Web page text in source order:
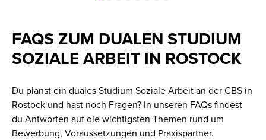
FAQS ZUM DUALEN STUDIUM
SOZIALE ARBEIT IN ROSTOCK
Du planst ein duales Studium Soziale Arbeit an der CBS in
Rostock und hast noch Fragen? In unseren FAQs findest
du Antworten auf die wichtigsten Themen rund um
Bewerbung, Voraussetzungen und Praxispartner.